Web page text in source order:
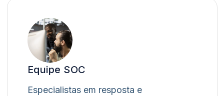
Equipe SOC
Especialistas em resposta e